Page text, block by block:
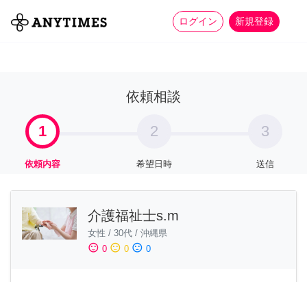
ログイン 新規登録
全て 家事 more_horiz
依頼相談
1
依頼内容
2
希望日時
3
送信
介護福祉士s.m
女性 / 30代 / 沖縄県
sentiment_satisfied 0 sentiment_neutral 0 sentiment_dissatisfied 0